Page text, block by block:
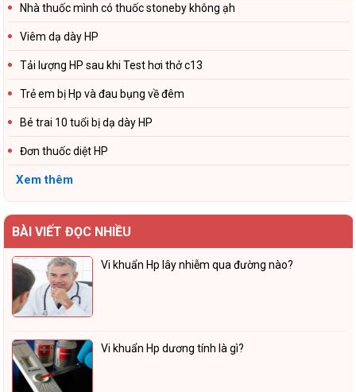
Nhà thuốc mình có thuốc stoneby không ạh
Viêm dạ dày HP
Tải lượng HP sau khi Test hơi thở c13
Trẻ em bị Hp và đau bụng về đêm
Bé trai 10 tuổi bị dạ dày HP
Đơn thuốc diệt HP
Xem thêm
BÀI VIẾT ĐỌC NHIỀU
Vi khuẩn Hp lây nhiễm qua đường nào?
Vi khuẩn Hp dương tính là gì?